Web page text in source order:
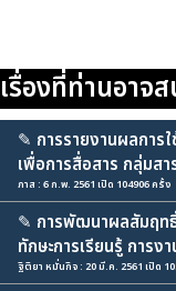
เรื่องที่ท่านอาจส
✎ การรายงานผลการ
เพื่อการสื่อสาร กลุ่มสา
ภาส : 6 ก.พ. 2561 เปิด 104906 ครั้ง
✎ การพัฒนาผลสัมฤท
ทักษะการเรียนรู้ การง
ฐิติยา หมั่นกิจ : 20 มี.ค. 2561 เปิด